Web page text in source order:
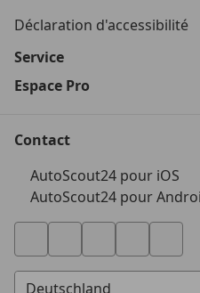
Déclaration d'accessibilité
Service
Espace Pro
Contact
AutoScout24 pour iOS
AutoScout24 pour